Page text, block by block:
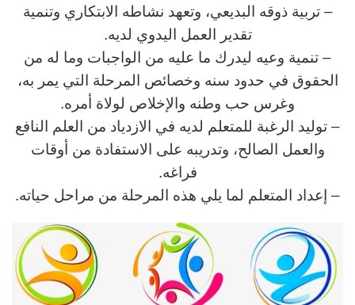
– تربية ذوقه البديعي، وتعهد نشاطه الابتكاري وتنمية
تقدير العمل اليدوي لديه.
– تنمية وعيه ليدرك ما عليه من الواجبات وما له من
الحقوق في حدود سنه وخصائص المرحلة التي يمر به،
وغرس حب وطنه والإخلاص لولاة أمره.
– توليد الرغبة للمتعلم لديه في الازدياد من العلم النافع
والعمل الصالح، وتدريبه على الاستفادة من أوقات
فراغه.
– إعداد المتعلم لما يلي هذه المرحلة من مراحل حياته.